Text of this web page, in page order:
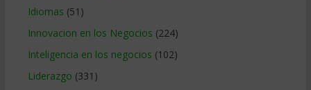
Idiomas (51)
Innovacion en los Negocios (224)
Inteligencia en los negocios (102)
Liderazgo (331)